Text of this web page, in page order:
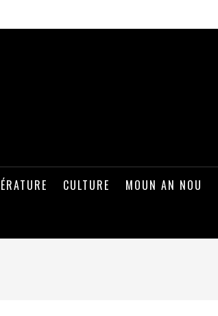
CULTURE MOUN AN NOU